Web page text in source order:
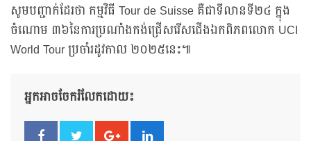
សូមបញ្ជាក់ដែរថា កម្មវិធី Tour de Suisse គឺជាទីលានទី២៤ ក្នុង
ចំណោម ៣៦នៃការប្រណាំងកង់ជ្រើសរើសជើងឯកពិភពលោក UCI
World Tour ប្រចាំរដូវកាល ២០២៥នេះ៕
អ្នកអាចចែករំលែកដោយ៖